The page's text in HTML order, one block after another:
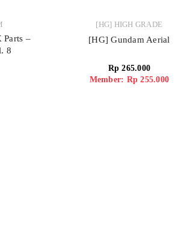
Parts –
8
[HG] HIGH GRADE
[HG] Gundam Aerial
Rp 265.000
Member: Rp 255.000